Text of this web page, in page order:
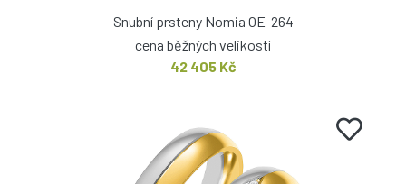
Snubní prsteny Nomia OE-264
cena běžných velikostí
42 405 Kč